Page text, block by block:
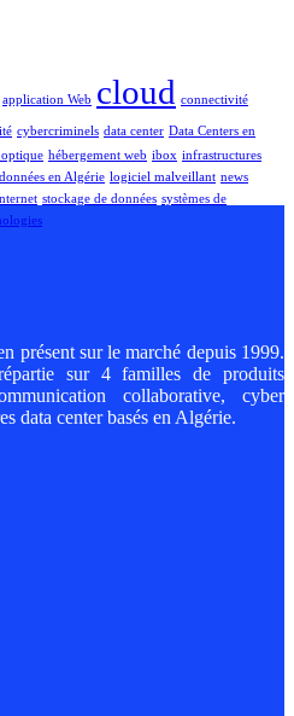
application Web cloud connectivité
cybercriminels data center Data Centers en
hébergement web ibox infrastructures
en Algérie logiciel malveillant news
stockage de données systèmes de
présent sur le marché depuis 1999.
sur 4 familles de produits
collaborative, cyber
data center basés en Algérie.